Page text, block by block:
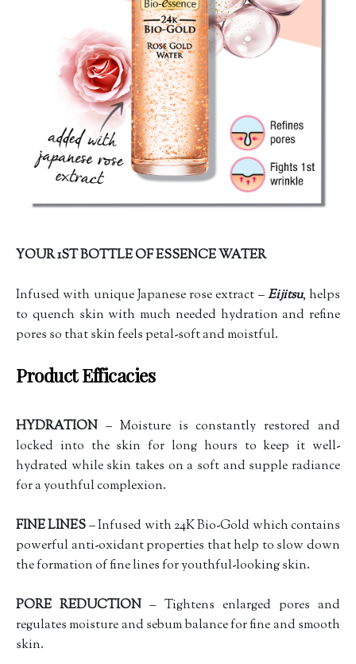
YOUR 1ST BOTTLE OF ESSENCE WATER
Infused with unique Japanese rose extract –Eijitsu, helps
to quench skin with much needed hydration and refine
pores so that skin feels petal-soft and moistful.
Product Efficacies
HYDRATION – Moisture is constantly restored and
locked into the skin for long hours to keep it well-
hydrated while skin takes on a soft and supple radiance
for a youthful complexion.
FINE LINES– Infused with 24K Bio-Gold which contains
powerful anti-oxidant properties that help to slow down
the formation of fine lines for youthful-looking skin.
PORE REDUCTION– Tightens enlarged pores and
regulates moisture and sebum balance for fine and smooth
skin.